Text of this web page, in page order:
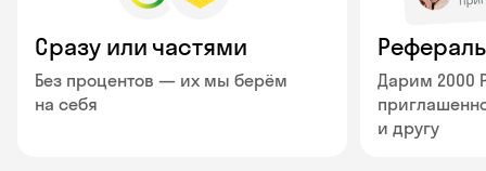
Сразу или частями
Без процентов — их мы берём
на себя
Дарим 2000
и другу